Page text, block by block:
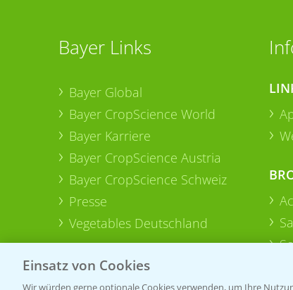
Bayer Links
Bayer Global
Bayer CropScience World
Bayer Karriere
Bayer CropScience Austria
Bayer CropScience Schweiz
Presse
Vegetables Deutschland
Einsatz von Cookies
Wir würden gerne optionale Cookies verwenden, um Ihre